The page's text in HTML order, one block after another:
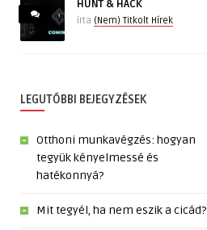
HUNT & HACK
írta (Nem) Titkolt Hírek
LEGUTÓBBI BEJEGYZÉSEK
Otthoni munkavégzés: hogyan
tegyük kényelmessé és
hatékonnyá?
Mit tegyél, ha nem eszik a cicád?